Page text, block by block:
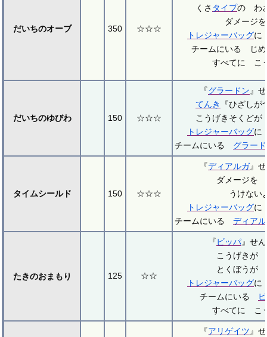
だいちのオーブ 350 ☆☆☆
くさ タイプの わ
ダメージ
トレジャーバッグに
チームにいる じ
すべてに こ
だいちのゆびわ 150 ☆☆☆
『グラードン』
てんき
『ひざし
こうげきそくど
トレジャーバッグに
チームにいる グラー
タイムシールド 150 ☆☆☆
『ディアルガ』
ダメージを
うけない
トレジャーバッグに
チームにいる ディア
たきのおまもり 125 ☆☆
『ビッパ』せ
こうげきが
とくぼうが
トレジャーバッグに
チームにいる
すべてに こ
『アリゲイツ』